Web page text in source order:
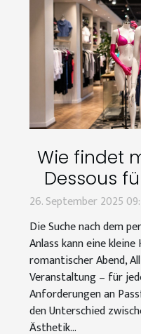
Wie findet
Dessous
26. September 2025
Die Suche nach dem
Anlass kann eine
romantischer Abend,
Veranstaltung – für
Anforderungen an
den Unterschied
Ästhetik...